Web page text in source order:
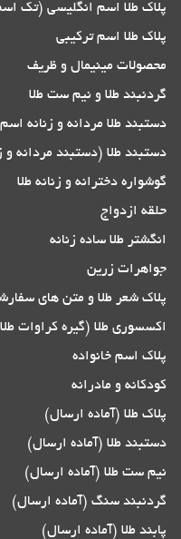
پلاک طلا اسم انگلیسی (تک
پلاک طلا اسم ترکیبی
محصولات مینیمال و ظریف
گردنبند طلا و نیم ست طلا
دستبند طلا مردانه و زنانه اسم
دستبند طلا (دستبند مردانه و
گوشواره دخترانه و زنانه طلا
حلقه ازدواج
انگشتر طلا ساده زنانه
جواهرات زرین
پلاک شعر طلا و متن های
اکسسوری طلا (گیره کراوات
پلاک اسم خانواده
کودکانه و مادرانه
پلاک طلا (آماده ارسال)
دستبند طلا (آماده ارسال)
نیم ست طلا (آماده ارسال)
گردنبند سنگ (آماده ارسال)
پابند طلا (آماده ارسال)